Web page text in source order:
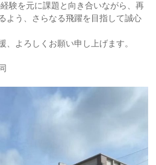
験を元に課題と向き合いながら、再
よう、さらなる飛躍を目指して誠心
、よろしくお願い申し上げます。